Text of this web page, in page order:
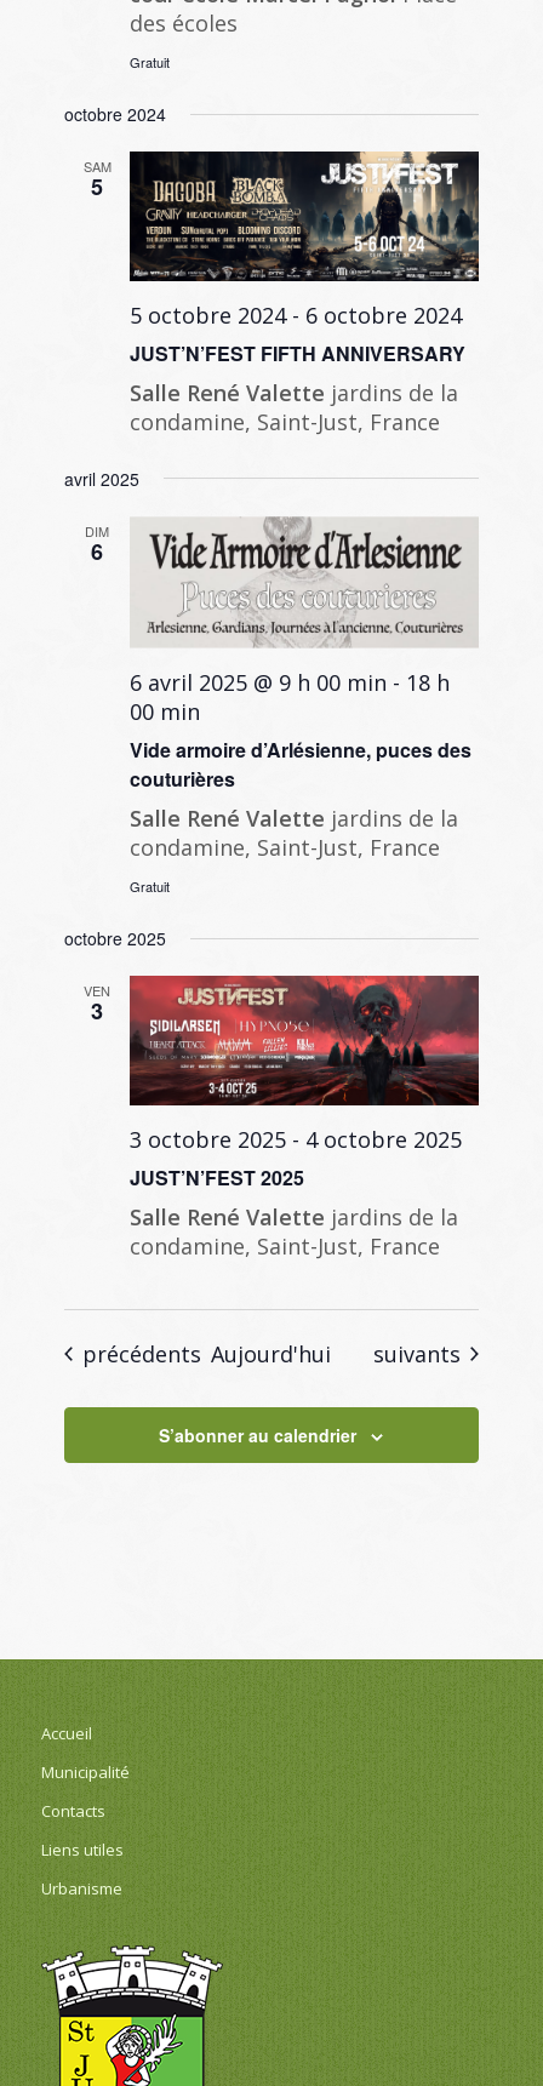
des écoles
Gratuit
octobre 2024
SAM
5
5 octobre 2024- 6 octobre 2024
JUST’N’FEST FIFTH ANNIVERSARY
Salle René Valette jardins de la
condamine, Saint-Just, France
avril 2025
DIM
6
6 avril 2025 @ 9 h 00 min - 18 h
00 min
Vide armoire d’Arlésienne, puces des
couturières
Salle René Valette jardins de la
condamine, Saint-Just, France
Gratuit
octobre 2025
VEN
3
3 octobre 2025 - 4 octobre 2025
JUST’N’FEST 2025
Salle René Valette jardins de la
condamine, Saint-Just, France
Évènements
précédents Aujourd'hui Évènements
suivants
S’abonner au calendrier
Accueil
Municipalité
Contacts
Liens utiles
Urbanisme